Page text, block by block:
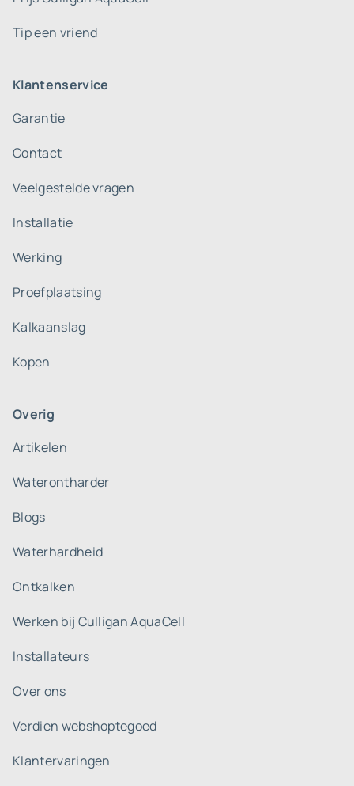
Tip een vriend
Klantenservice
Garantie
Contact
Veelgestelde vragen
Installatie
Werking
Proefplaatsing
Kalkaanslag
Kopen
Overig
Artikelen
Waterontharder
Blogs
Waterhardheid
Ontkalken
Werken bij Culligan AquaCell
Installateurs
Over ons
Verdien webshoptegoed
Klantervaringen